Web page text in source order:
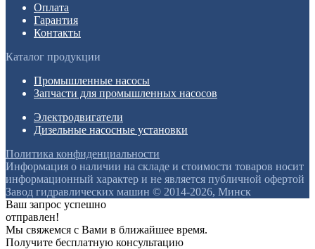
Оплата
Гарантия
Контакты
Каталог продукции
Промышленные насосы
Запчасти для промышленных насосов
Электродвигатели
Дизельные насосные установки
Политика конфиденциальности
Информация о наличии на складе и стоимости товаров носит
информационный характер и не является публичной офертой
Завод гидравлических машин © 2014-2026, Минск
Ваш запрос успешно
отправлен!
Мы свяжемся с Вами в ближайшее время.
Получите бесплатную консультацию